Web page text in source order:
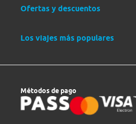
Ofertas y descuentos
Los viajes más populares
Métodos de pago